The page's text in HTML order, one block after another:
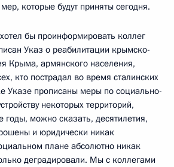
которые будут приняты сегодня.
бы проинформировать коллег
Указ о реабилитации крымско-
Крыма, армянского населения,
кто пострадал во время сталинских
Указе прописаны меры по социально-
некоторых территорий,
годы, можно сказать, десятилетия,
и юридически никак
плане абсолютно никак
деградировали. Мы с коллегами